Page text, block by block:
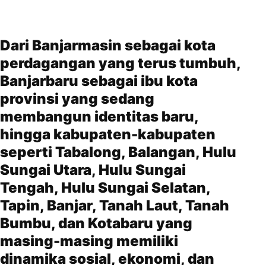
Dari Banjarmasin sebagai kota
perdagangan yang terus tumbuh,
Banjarbaru sebagai ibu kota
provinsi yang sedang
membangun identitas baru,
hingga kabupaten-kabupaten
seperti Tabalong, Balangan, Hulu
Sungai Utara, Hulu Sungai
Tengah, Hulu Sungai Selatan,
Tapin, Banjar, Tanah Laut, Tanah
Bumbu, dan Kotabaru yang
masing-masing memiliki
dinamika sosial, ekonomi, dan